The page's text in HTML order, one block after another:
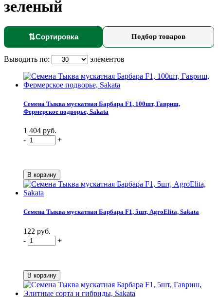
зеленый
⇅Сортировка Подбор товаров
Выводить по: элементов
Семена Тыква мускатная Барбара F1, 100шт, Гавриш,
Фермерское подворье, Sakata
1 404 руб.
-
+
Семена Тыква мускатная Барбара F1, 5шт, AgroElita, Sakata
122 руб.
-
+